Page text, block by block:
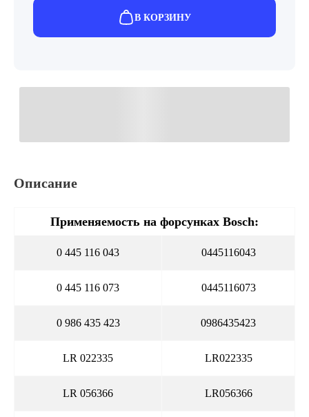
В КОРЗИНУ
Описание
Применяемость на форсунках Bosch:
0 445 116 043 0445116043
0 445 116 073 0445116073
0 986 435 423 0986435423
LR 022335 LR022335
LR 056366 LR056366